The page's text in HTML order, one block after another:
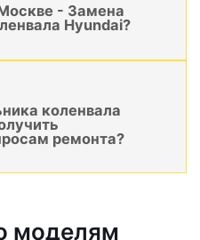
- Замена
Hyundai?
коленвала
ремонта?
моделям